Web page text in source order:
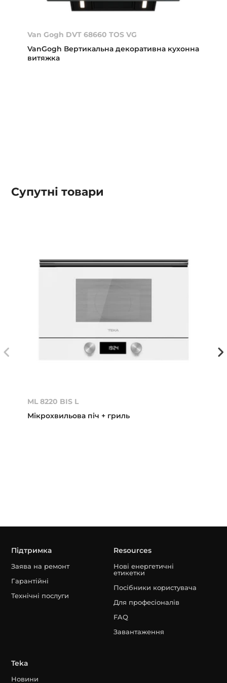
Van Gogh DVT 68660 TOS VG
VanGogh Вертикальна декоративна кухонна
витяжка
Супутні товари
ML 8220 BIS L
Мікрохвильова піч + гриль
Підтримка
Заява на ремонт
Гарантійні
Технічні послуги
Resources
Нові енергетичні
етикетки
Посібники користувача
Для професіоналів
FAQ
Завантаження
Teka
Новини